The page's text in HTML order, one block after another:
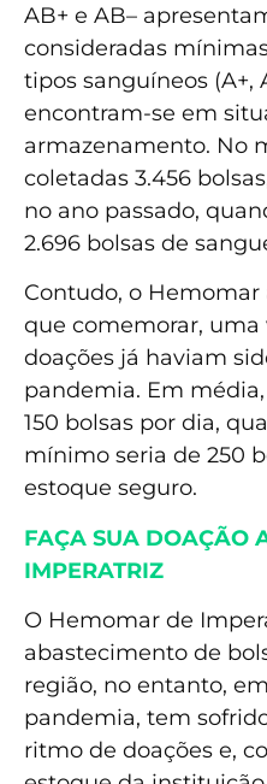
AB+ e AB–
consideradas
tipos sanguíneos (A+,
encontram-se em
armazenamento. No
coletadas 3.456
no ano passado,
2.696 bolsas de
Contudo, o
que comemorar, uma
doações já haviam
pandemia. Em média,
150 bolsas por dia,
mínimo seria de 250
estoque seguro.
FAÇA SUA DOAÇÃO
IMPERATRIZ
O Hemomar de
abastecimento de
região, no entanto,
pandemia, tem
ritmo de doações e,